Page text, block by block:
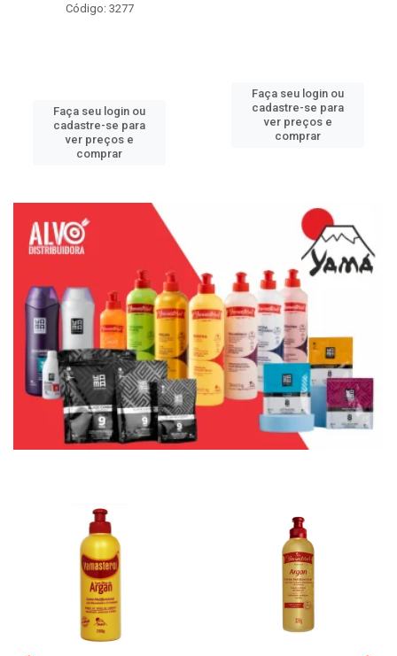
Código: 3277
Faça seu login ou
cadastre-se para
ver preços e
comprar
Faça seu login ou
cadastre-se para
ver preços e
comprar